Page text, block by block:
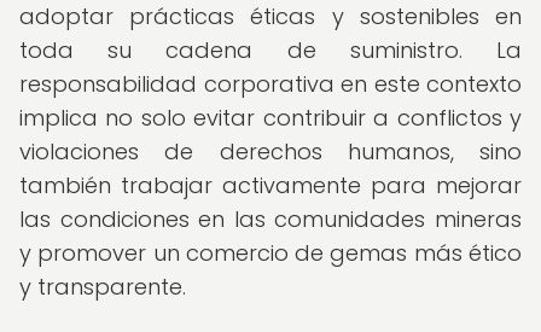
adoptar prácticas éticas y sostenibles en
toda su cadena de suministro. La
responsabilidad corporativa en este contexto
implica no solo evitar contribuir a conflictos y
violaciones de derechos humanos, sino
también trabajar activamente para mejorar
las condiciones en las comunidades mineras
y promover un comercio de gemas más ético
y transparente.